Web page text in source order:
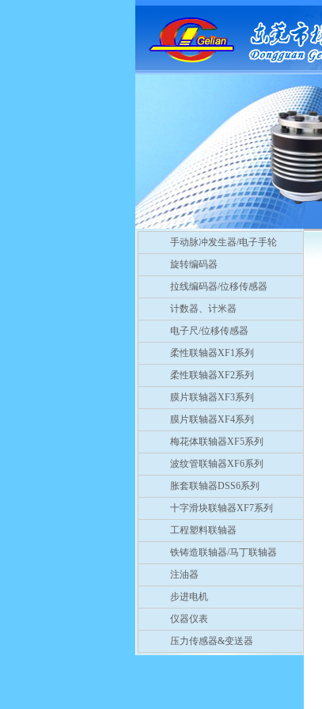
手动脉冲发生器/电子手轮
旋转编码器
拉线编码器/位移传感器
计数器、计米器
电子尺/位移传感器
柔性联轴器XF1系列
柔性联轴器XF2系列
膜片联轴器XF3系列
膜片联轴器XF4系列
梅花体联轴器XF5系列
波纹管联轴器XF6系列
胀套联轴器DSS6系列
十字滑块联轴器XF7系列
工程塑料联轴器
铁铸造联轴器/马丁联轴器
注油器
步进电机
仪器仪表
压力传感器&变送器